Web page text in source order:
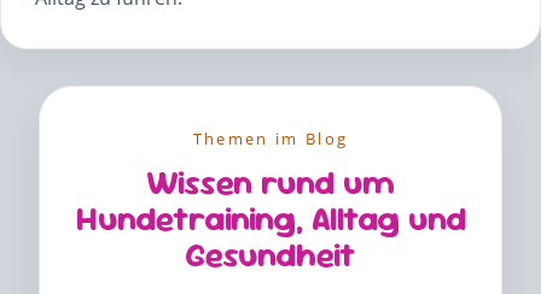
Themen im Blog
Wissen rund um
Hundetraining, Alltag und
Gesundheit